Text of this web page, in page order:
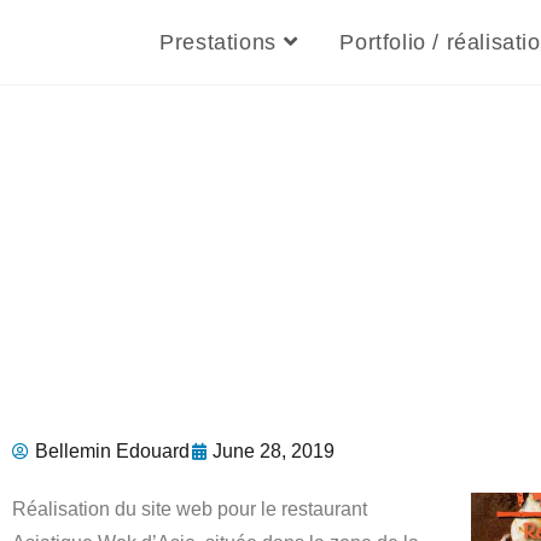
Prestations Portfolio /
Bellemin Edouard June 28, 2019
Réalisation du site web pour le restaurant